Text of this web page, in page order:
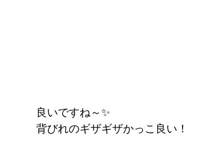
良いですね～✨
背びれのギザギザかっこ良い！